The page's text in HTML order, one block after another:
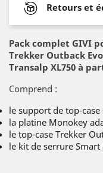
Retours et
Pack complet GIVI
Trekker Outback
Transalp XL750 à
Comprend :
le support de top-
la platine Monokey
le top-case Trekker
le kit de serrure Smart